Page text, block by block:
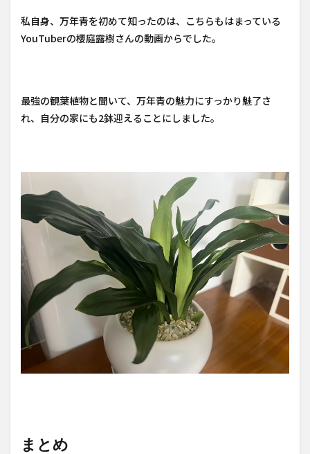
私自身、万年青を初めて知ったのは、こちらもはまっている
YouTuberの櫻庭露樹さんの動画からでした。
最強の観葉植物と聞いて、万年青の魅力にすっかり魅了さ
れ、自分の家にも2鉢迎えることにしました。
まとめ